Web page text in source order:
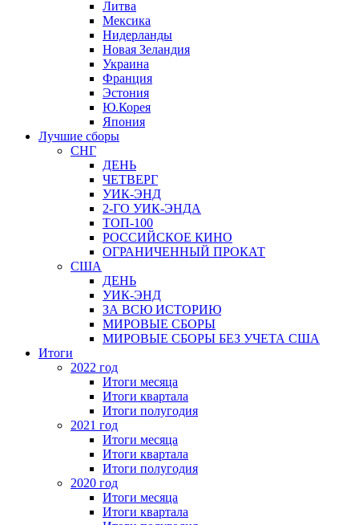
Литва
Мексика
Нидерланды
Новая Зеландия
Украина
Франция
Эстония
Ю.Корея
Япония
Лучшие сборы
СНГ
ДЕНЬ
ЧЕТВЕРГ
УИК-ЭНД
2-ГО УИК-ЭНДА
ТОП-100
РОССИЙСКОЕ КИНО
ОГРАНИЧЕННЫЙ ПРОКАТ
США
ДЕНЬ
УИК-ЭНД
ЗА ВСЮ ИСТОРИЮ
МИРОВЫЕ СБОРЫ
МИРОВЫЕ СБОРЫ БЕЗ УЧЕТА США
Итоги
2022 год
Итоги месяца
Итоги квартала
Итоги полугодия
2021 год
Итоги месяца
Итоги квартала
Итоги полугодия
2020 год
Итоги месяца
Итоги квартала